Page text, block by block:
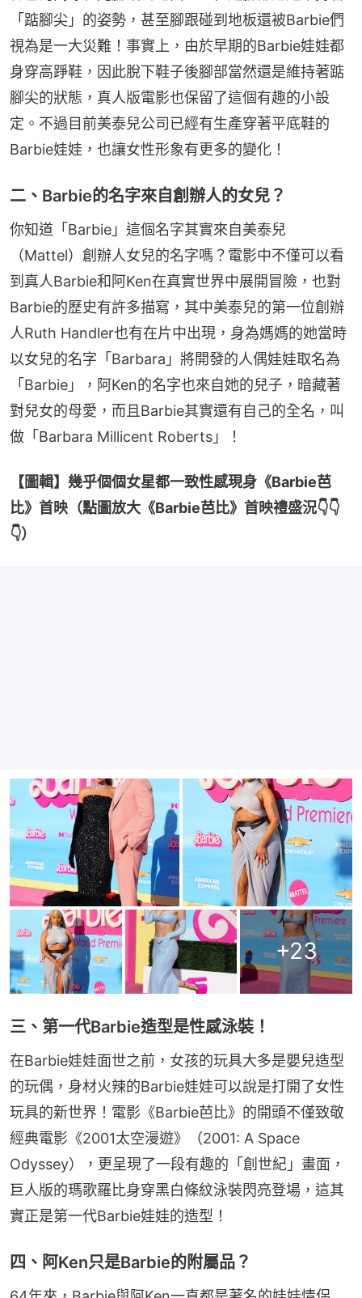
「踮腳尖」的姿勢，甚至腳跟碰到地板還被Barbie們
視為是一大災難！事實上，由於早期的Barbie娃娃都
身穿高踭鞋，因此脫下鞋子後腳部當然還是維持著踮
腳尖的狀態，真人版電影也保留了這個有趣的小設
定。不過目前美泰兒公司已經有生產穿著平底鞋的
Barbie娃娃，也讓女性形象有更多的變化！
二、Barbie的名字來自創辦人的女兒？
你知道「Barbie」這個名字其實來自美泰兒
（Mattel）創辦人女兒的名字嗎？電影中不僅可以看
到真人Barbie和阿Ken在真實世界中展開冒險，也對
Barbie的歷史有許多描寫，其中美泰兒的第一位創辦
人Ruth Handler也有在片中出現，身為媽媽的她當時
以女兒的名字「Barbara」將開發的人偶娃娃取名為
「Barbie」，阿Ken的名字也來自她的兒子，暗藏著
對兒女的母愛，而且Barbie其實還有自己的全名，叫
做「Barbara Millicent Roberts」！
【圖輯】幾乎個個女星都一致性感現身《Barbie芭
比》首映（點圖放大《Barbie芭比》首映禮盛況👇👇
👇）
+23
三、第一代Barbie造型是性感泳裝！
在Barbie娃娃面世之前，女孩的玩具大多是嬰兒造型
的玩偶，身材火辣的Barbie娃娃可以說是打開了女性
玩具的新世界！電影《Barbie芭比》的開頭不僅致敬
經典電影《2001太空漫遊》（2001: A Space
Odyssey），更呈現了一段有趣的「創世紀」畫面，
巨人版的瑪歌羅比身穿黑白條紋泳裝閃亮登場，這其
實正是第一代Barbie娃娃的造型！
四、阿Ken只是Barbie的附屬品？